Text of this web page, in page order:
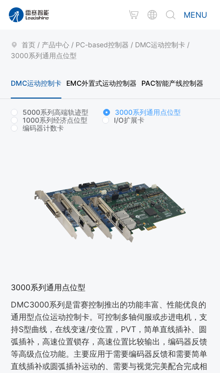
MENU
首页 / 产品中心 / PC-based控制器 / DMC运动控制卡 /
3000系列通用点位型
DMC运动控制卡 EMC外置式运动控制器 PAC智能产线控制器
5000系列高端轨迹型
3000系列通用点位型
1000系列经济点位型
I/O扩展卡
编码器计数卡
3000系列通用点位型
DMC3000系列是雷赛控制推出的功能丰富、性能优良的
通用型点位运动控制卡。可控制多轴伺服或步进电机，支
持S型曲线，在线变速/变位置，PVT，简单直线插补、圆
弧插补，高速位置锁存，高速位置比较输出，编码器反馈
等高级点位功能。主要应用于需要编码器反馈和需要简单
直线插补或圆弧插补运动的、需要与视觉完美配合完成相